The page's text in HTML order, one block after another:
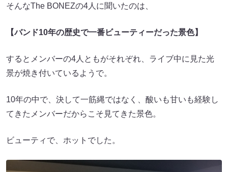
そんなThe BONEZの4人に聞いたのは、
【バンド10年の歴史で一番ビューティーだった景色】
するとメンバーの4人ともがそれぞれ、ライブ中に見た光
景が焼き付いているようで。
10年の中で、決して一筋縄ではなく、酸いも甘いも経験し
てきたメンバーだからこそ見てきた景色。
ビューティで、ホットでした。